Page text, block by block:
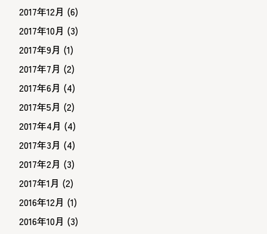
2017年12月 (6)
2017年10月 (3)
2017年9月 (1)
2017年7月 (2)
2017年6月 (4)
2017年5月 (2)
2017年4月 (4)
2017年3月 (4)
2017年2月 (3)
2017年1月 (2)
2016年12月 (1)
2016年10月 (3)